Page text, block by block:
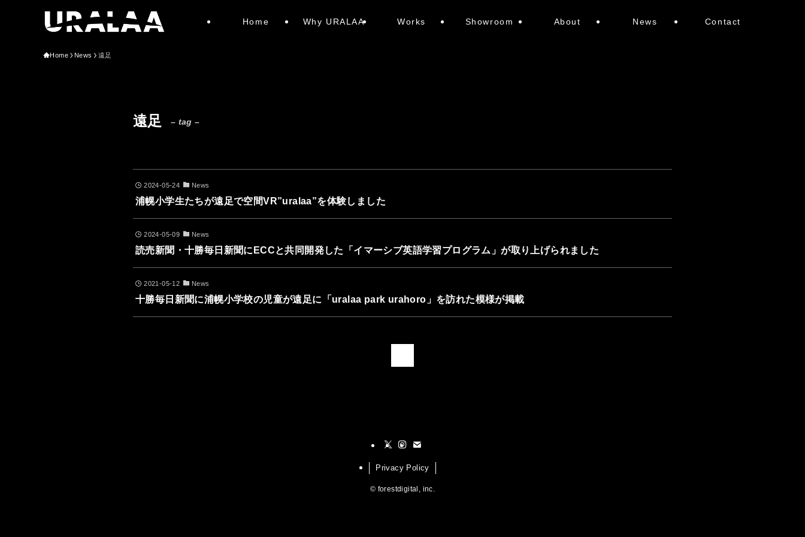
Home Why URALAA Works Showroom About News Contact
Home News 遠足
遠足 – tag –
2024-05-24 News
浦幌小学生たちが遠足で空間VR”uralaa”を体験しました
2024-05-09 News
読売新聞・十勝毎日新聞にECCと共同開発した「イマーシブ英語学習プログラム」が取り上げられました
2021-05-12 News
十勝毎日新聞に浦幌小学校の児童が遠足に「uralaa park urahoro」を訪れた模様が掲載
Privacy Policy
© forestdigital, inc.